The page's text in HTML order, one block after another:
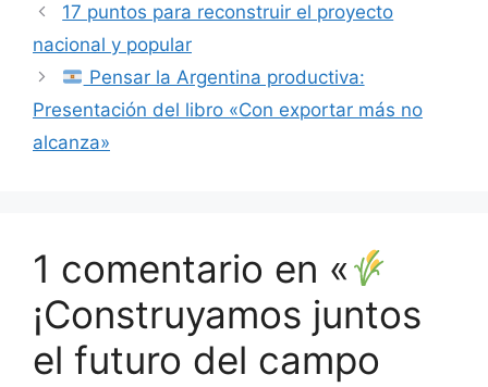
17 puntos para reconstruir el proyecto
nacional y popular
Pensar la Argentina productiva:
Presentación del libro «Con exportar más no
alcanza»
1 comentario en «
¡Construyamos juntos
el futuro del campo